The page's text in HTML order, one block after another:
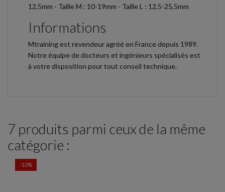
12,5mm - Taille M : 10-19mm - Taille L : 12,5-25,5mm
Informations
Mtraining est revendeur agréé en France depuis 1989.
Notre équipe de docteurs et ingénieurs spécialisés est
à votre disposition pour tout conseil technique.
7 produits parmi ceux de la même
catégorie :
-10%